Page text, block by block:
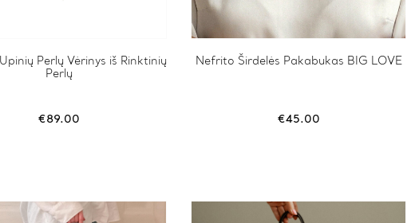
Perlų Vėrinys iš Rinktinių
Perlų
€89.00
Nefrito Širdelės Pakabukas BIG LOVE
€45.00